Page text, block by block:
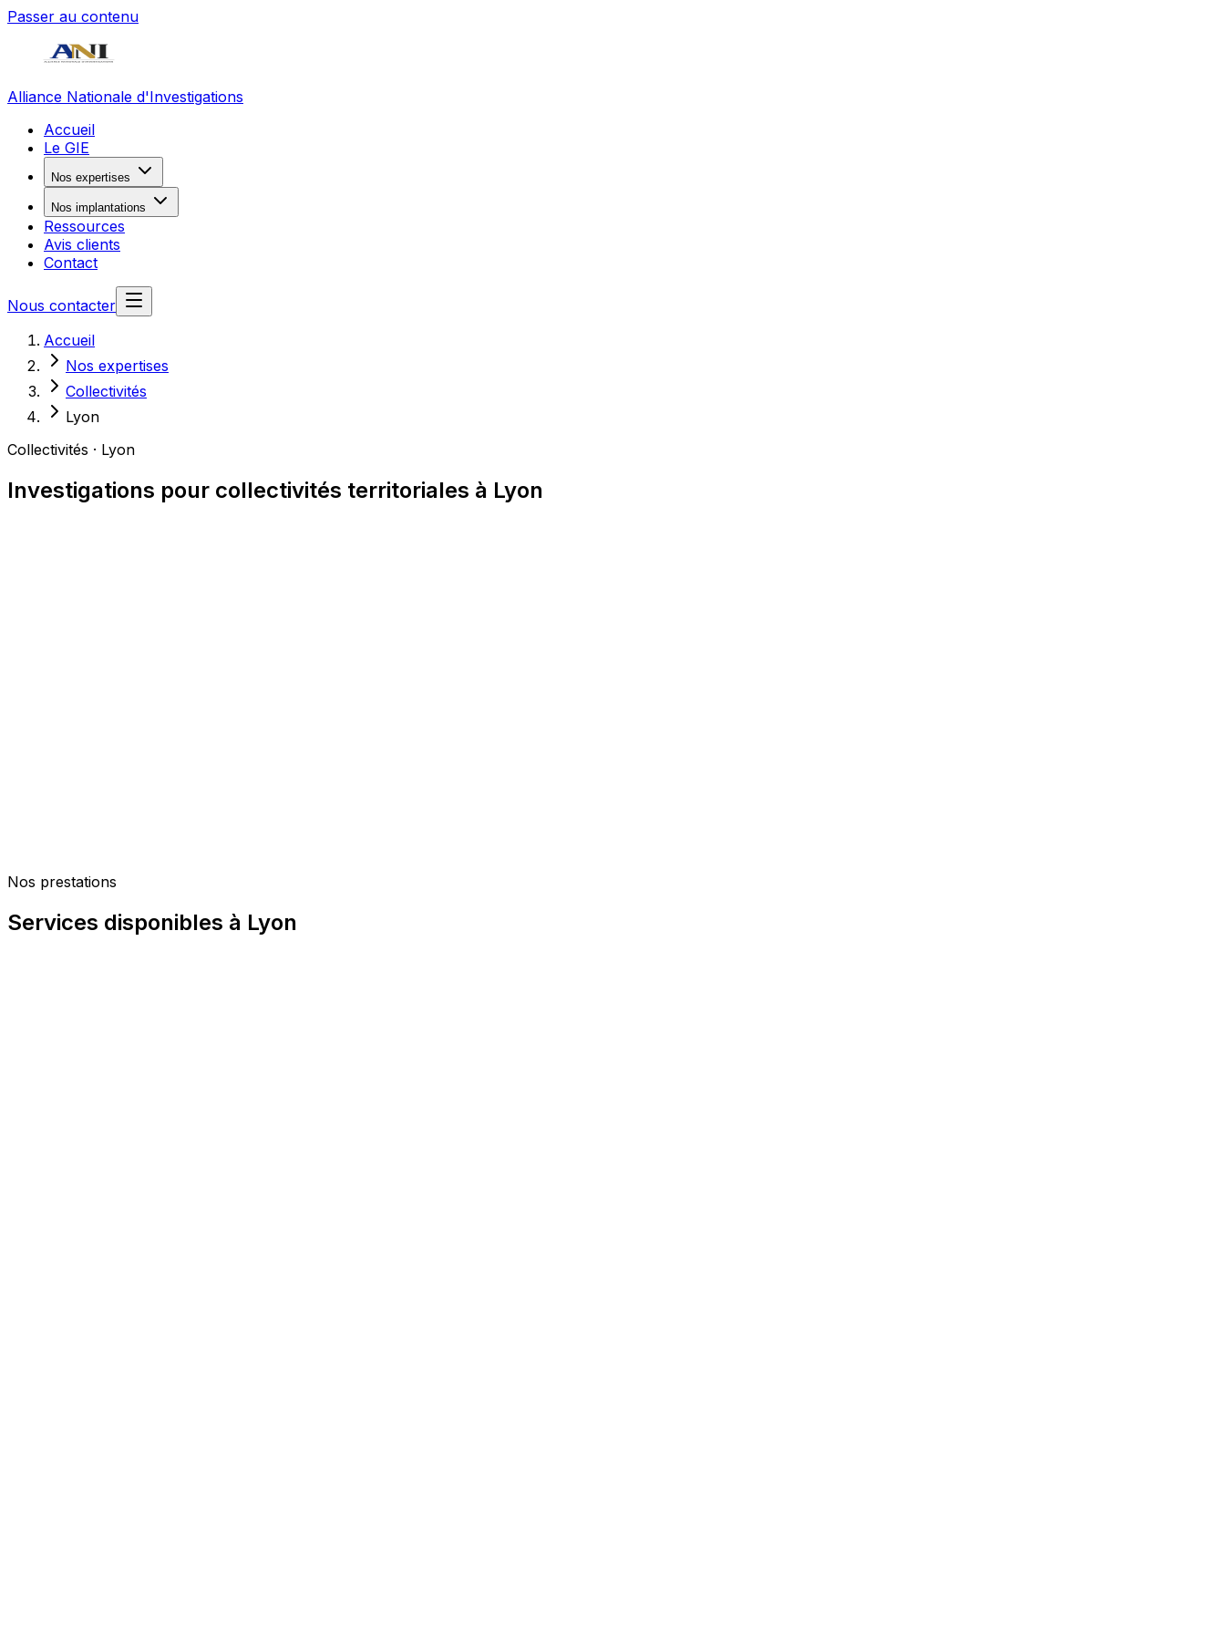
Passer au contenu
Alliance Nationale d'Investigations
Accueil
Le GIE
Nos expertises
Nos implantations
Ressources
Avis clients
Contact
Nous contacter
Accueil
Nos expertises
Collectivités
Lyon
Collectivités · Lyon
Investigations pour collectivités territoriales à Lyon
Capacité à répondre aux marchés publics (agrément CNAPS, RC pro, attestations)
Nos prestations
Services disponibles à Lyon